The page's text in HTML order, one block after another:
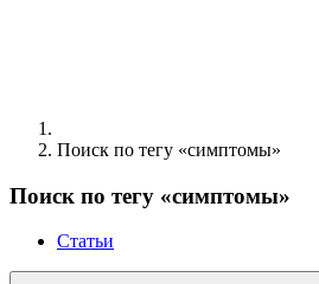
Поиск по тегу «симптомы»
Поиск по тегу «симптомы»
Статьи